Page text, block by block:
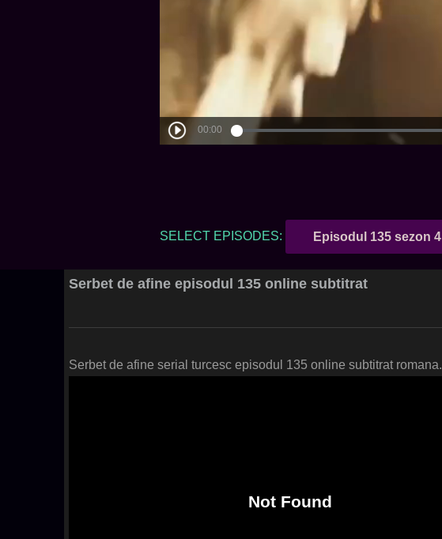
SELECT EPISODES: Episodul 135 sezon 4
Serbet de afine episodul 135 online subtitrat
Serbet de afine serial turcesc episodul 135 online subtitrat romana.